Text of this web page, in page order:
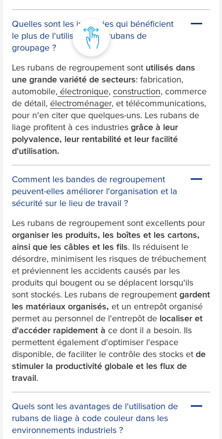
Quelles sont les industries qui bénéficient
le plus de l'utilisation de rubans de
groupage ?
Les rubans de regroupement sont utilisés dans
une grande variété de secteurs: fabrication,
automobile, électronique, construction, commerce
de détail, électroménager, et télécommunications,
pour n'en citer que quelques-uns. Les rubans de
liage profitent à ces industries grâce à leur
polyvalence, leur rentabilité et leur facilité
d'utilisation.
Comment les bandes de regroupement
peuvent-elles améliorer l'organisation et la
sécurité sur le lieu de travail ?
Les rubans de regroupement sont excellents pour
organiser les produits, les boîtes et les cartons,
ainsi que les câbles et les fils. Ils réduisent le
désordre, minimisent les risques de trébuchement
et préviennent les accidents causés par les
produits qui bougent ou se déplacent lorsqu'ils
sont stockés. Les rubans de regroupement gardent
les matériaux organisés, et un entrepôt organisé
permet au personnel de l'entrepôt de localiser et
d'accéder rapidement à ce dont il a besoin. Ils
permettent également d'optimiser l'espace
disponible, de faciliter le contrôle des stocks et de
stimuler la productivité globale et les flux de
travail.
Quels sont les avantages de l'utilisation de
rubans de liage à code couleur dans les
environnements industriels ?